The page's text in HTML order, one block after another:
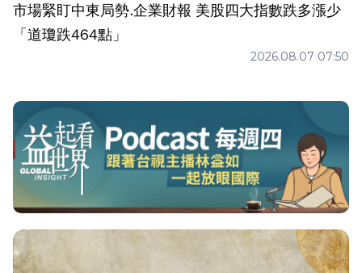
市場緊盯中東局勢.企業財報 美股四大指數跌多漲少
「道瓊跌464點」
2026.08.07 07:50